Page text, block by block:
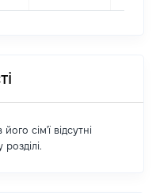
сім'ї відсутні